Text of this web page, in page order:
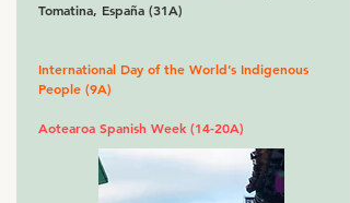
Tomatina, España (31A)
International Day of the World’s Indigenous
People (9A)
Aotearoa Spanish Week (14-20A)